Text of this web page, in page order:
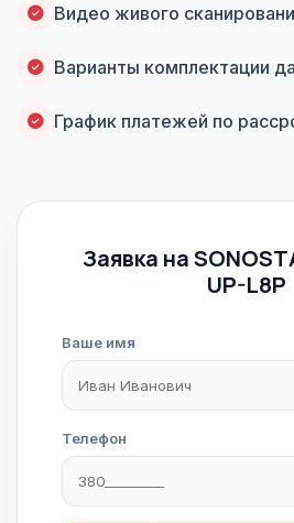
Видео живого
Варианты комплектации
График платежей по
Заявка на
UP-L8P
Ваше имя
Телефон